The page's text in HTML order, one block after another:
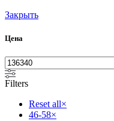
Закрыть
Цена
Filters
Reset all×
46-58×